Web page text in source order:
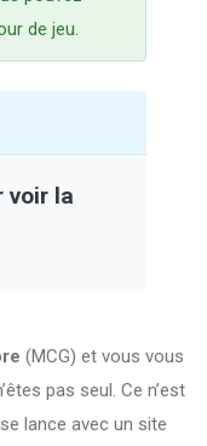
de jeu.
voir la
(MCG) et vous vous
pas seul. Ce n’est
lance avec un site